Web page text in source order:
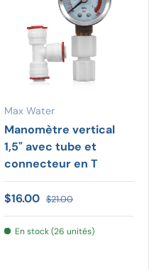
Max Water
Manomètre vertical
1,5" avec tube et
connecteur en T
$16.00 $21.00
En stock (26 unités)